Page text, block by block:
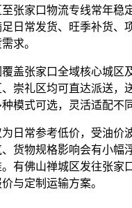
张家口物流专线常年稳
日常发货、旺季补货、
求。
盖张家口全域核心城区
崇礼区均可直达派送，
模式可选，灵活适配不
日常参考低价，受油价
货物规格影响会有小幅
。有佛山禅城区发往张家
与定制运输方案。